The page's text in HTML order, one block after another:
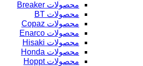
محصولات Breaker
محصولات BT
محصولات Copaz
محصولات Enarco
محصولات Hisaki
محصولات Honda
محصولات Hoppt